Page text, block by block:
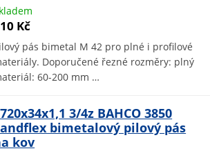
Kč
pás bimetal M 42 pro plné i profilové
Doporučené řezné rozměry: plný
60-200 mm …
3/4z BAHCO 3850
bimetalový pilový pás
kov